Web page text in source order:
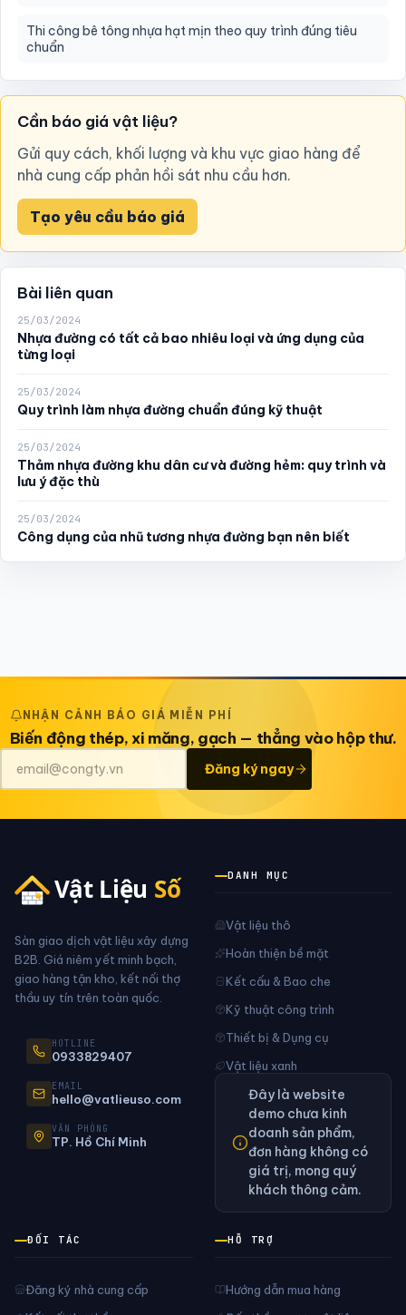
Thi công bê tông nhựa hạt mịn theo quy trình đúng tiêu
chuẩn
Cần báo giá vật liệu?
Gửi quy cách, khối lượng và khu vực giao hàng để
nhà cung cấp phản hồi sát nhu cầu hơn.
Tạo yêu cầu báo giá
Bài liên quan
25/03/2024
Nhựa đường có tất cả bao nhiêu loại và ứng dụng của
từng loại
25/03/2024
Quy trình làm nhựa đường chuẩn đúng kỹ thuật
25/03/2024
Thảm nhựa đường khu dân cư và đường hẻm: quy trình và
lưu ý đặc thù
25/03/2024
Công dụng của nhũ tương nhựa đường bạn nên biết
NHẬN CẢNH BÁO GIÁ MIỄN PHÍ
Biến động thép, xi măng, gạch — thẳng vào hộp thư.
Đăng ký ngay
Sàn giao dịch vật liệu xây dựng
B2B. Giá niêm yết minh bạch,
giao hàng tận kho, kết nối thợ
thầu uy tín trên toàn quốc.
HOTLINE
0933829407
EMAIL
hello@vatlieuso.com
VĂN PHÒNG
TP. Hồ Chí Minh
DANH MỤC
Vật liệu thô
Hoàn thiện bề mặt
Kết cấu & Bao che
Kỹ thuật công trình
Thiết bị & Dụng cụ
Vật liệu xanh
ĐỐI TÁC
Đăng ký nhà cung cấp
HỖ TRỢ
Hướng dẫn mua hàng
Đây là website
demo chưa kinh
doanh sản phẩm,
đơn hàng không có
giá trị, mong quý
khách thông cảm.